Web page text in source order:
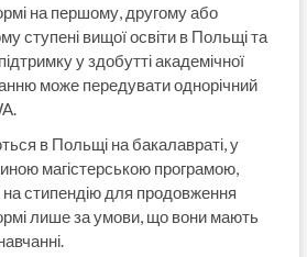
на першому, другому або
ступені вищої освіти в Польщі та
у здобутті академічної
може передувати однорічний
в Польщі на бакалавраті, у
магістерською програмою,
стипендію для продовження
лише за умови, що вони мають